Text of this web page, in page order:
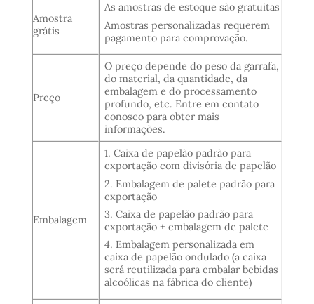
Amostra
grátis
As amostras de estoque são gratuitas
Amostras personalizadas requerem
pagamento para comprovação.
Preço
O preço depende do peso da garrafa,
do material, da quantidade, da
embalagem e do processamento
profundo, etc. Entre em contato
conosco para obter mais
informações.
Embalagem
1. Caixa de papelão padrão para
exportação com divisória de papelão
2. Embalagem de palete padrão para
exportação
3. Caixa de papelão padrão para
exportação + embalagem de palete
4. Embalagem personalizada em
caixa de papelão ondulado (a caixa
será reutilizada para embalar bebidas
alcoólicas na fábrica do cliente)